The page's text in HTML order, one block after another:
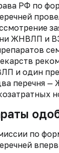
РФ по
ЖНВЛП и
и один
перечня
по